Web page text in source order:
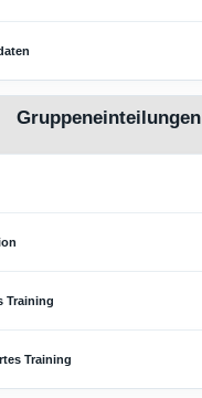
Gruppeneinteilungen
Training
Training